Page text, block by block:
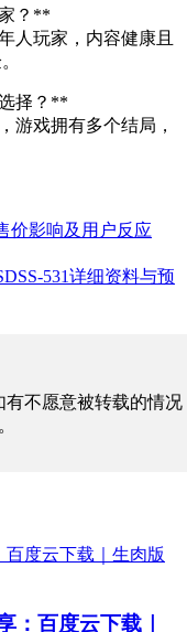
？**
人玩家，内容健康且
择？**
游戏拥有多个结局，
价影响及用户反应
531详细资料与预
不愿意被转载的情况
：百度云下载｜